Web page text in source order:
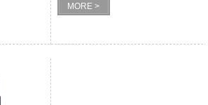
MORE >